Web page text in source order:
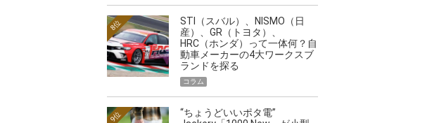
STI（スバル）、NISMO（日
産）、GR（トヨタ）、
HRC（ホンダ）って一体何？自
動車メーカーの4大ワークスブ
ランドを探る
8位
コラム
“ちょうどいいポタ電”
9位